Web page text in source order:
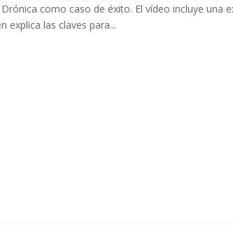
como caso de éxito. El vídeo incluye una
explica las claves para...